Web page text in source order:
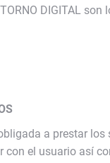
DIGITAL son
a prestar
el usuario así